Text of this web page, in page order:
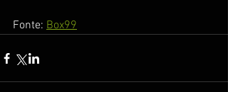
Fonte: Box99